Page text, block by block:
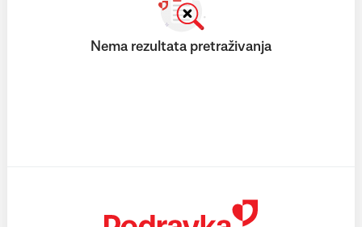
Nema rezultata pretraživanja